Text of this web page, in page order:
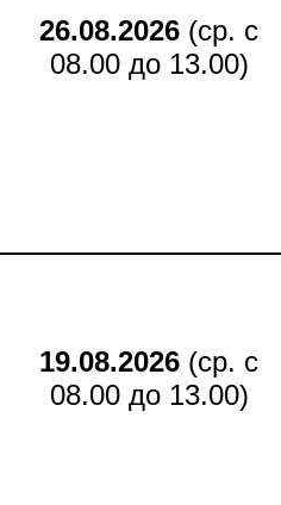
26.08.2026 (ср. с
08.00 до 13.00)
19.08.2026 (ср. с
08.00 до 13.00)